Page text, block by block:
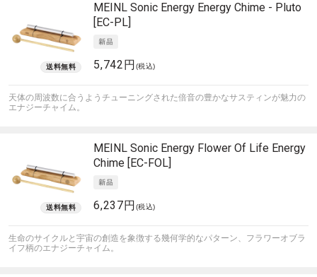
MEINL Sonic Energy Energy Chime - Pluto
[EC-PL]
5,742円 (税込)
天体の周波数に合うようチューニングされた倍音の豊かなサスティンが魅力の
エナジーチャイム。
MEINL Sonic Energy Flower Of Life Energy
Chime [EC-FOL]
6,237円 (税込)
生命のサイクルと宇宙の創造を象徴する幾何学的なパターン、フラワーオブラ
イフ柄のエナジーチャイム。